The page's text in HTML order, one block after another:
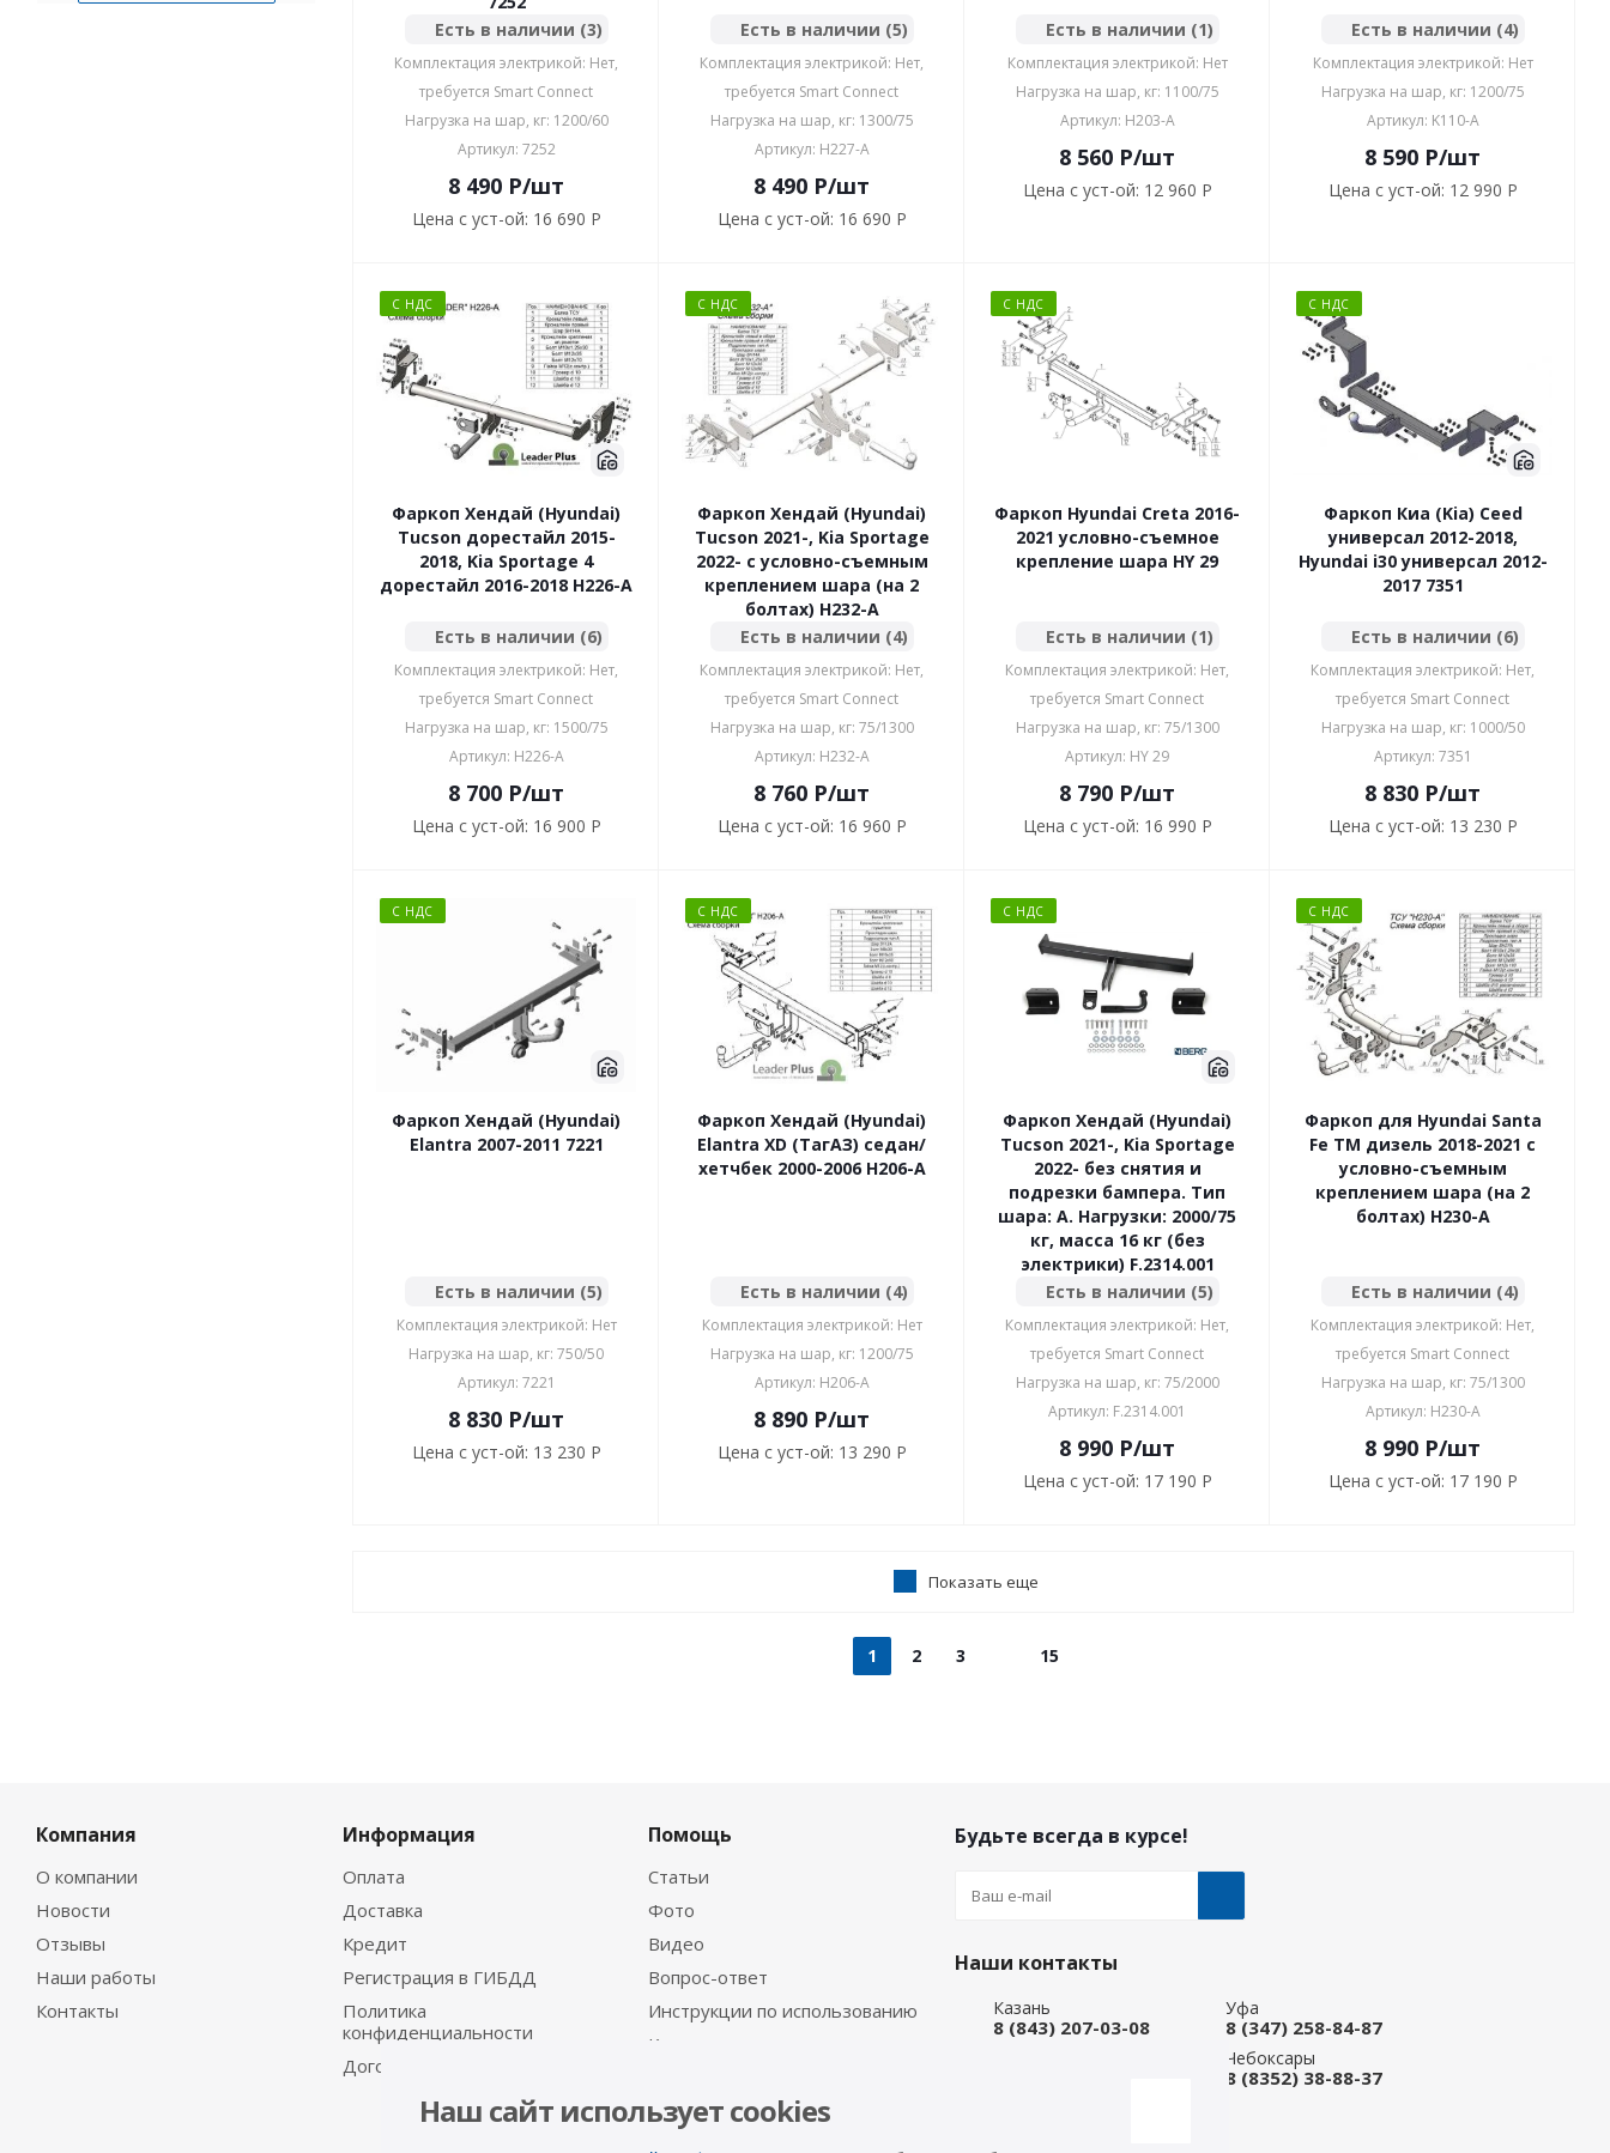
Есть в наличии (3)
Комплектация электрикой: Нет,
требуется Smart Connect
Нагрузка на шар, кг: 1200/60
Артикул: 7252
8 490 P/шт
Цена с уст-ой: 16 690 P
Есть в наличии (5)
Комплектация электрикой: Нет,
требуется Smart Connect
Нагрузка на шар, кг: 1300/75
Артикул: H227-A
8 490 P/шт
Цена с уст-ой: 16 690 P
Есть в наличии (1)
Комплектация электрикой: Нет
Нагрузка на шар, кг: 1100/75
Артикул: H203-A
8 560 P/шт
Цена с уст-ой: 12 960 P
Есть в наличии (4)
Комплектация электрикой: Нет
Нагрузка на шар, кг: 1200/75
Артикул: K110-A
8 590 P/шт
Цена с уст-ой: 12 990 P
С НДС
Фаркоп Хендай (Hyundai)
Tucson дорестайл 2015-
2018, Kia Sportage 4
дорестайл 2016-2018 H226-A
Есть в наличии (6)
Комплектация электрикой: Нет,
требуется Smart Connect
Нагрузка на шар, кг: 1500/75
Артикул: H226-A
8 700 P/шт
Цена с уст-ой: 16 900 P
С НДС
Фаркоп Хендай (Hyundai)
Tucson 2021-, Kia Sportage
2022- с условно-съемным
креплением шара (на 2
болтах) H232-A
Есть в наличии (4)
Комплектация электрикой: Нет,
требуется Smart Connect
Нагрузка на шар, кг: 75/1300
Артикул: H232-A
8 760 P/шт
Цена с уст-ой: 16 960 P
С НДС
Фаркоп Hyundai Creta 2016-
2021 условно-съемное
крепление шара HY 29
Есть в наличии (1)
Комплектация электрикой: Нет,
требуется Smart Connect
Нагрузка на шар, кг: 75/1300
Артикул: HY 29
8 790 P/шт
Цена с уст-ой: 16 990 P
С НДС
Фаркоп Киа (Kia) Ceed
универсал 2012-2018,
Hyundai i30 универсал 2012-
2017 7351
Есть в наличии (6)
Комплектация электрикой: Нет,
требуется Smart Connect
Нагрузка на шар, кг: 1000/50
Артикул: 7351
8 830 P/шт
Цена с уст-ой: 13 230 P
С НДС
Фаркоп Хендай (Hyundai)
Elantra 2007-2011 7221
Есть в наличии (5)
Комплектация электрикой: Нет
Нагрузка на шар, кг: 750/50
Артикул: 7221
8 830 P/шт
Цена с уст-ой: 13 230 P
С НДС
Фаркоп Хендай (Hyundai)
Elantra XD (ТагАЗ) седан/
хетчбек 2000-2006 H206-A
Есть в наличии (4)
Комплектация электрикой: Нет
Нагрузка на шар, кг: 1200/75
Артикул: H206-A
8 890 P/шт
Цена с уст-ой: 13 290 P
С НДС
Фаркоп Хендай (Hyundai)
Tucson 2021-, Kia Sportage
2022- без снятия и
подрезки бампера. Тип
шара: A. Нагрузки: 2000/75
кг, масса 16 кг (без
электрики) F.2314.001
Есть в наличии (5)
Комплектация электрикой: Нет,
требуется Smart Connect
Нагрузка на шар, кг: 75/2000
Артикул: F.2314.001
8 990 P/шт
Цена с уст-ой: 17 190 P
С НДС
Фаркоп для Hyundai Santa
Fe TM дизель 2018-2021 с
условно-съемным
креплением шара (на 2
болтах) H230-A
Есть в наличии (4)
Комплектация электрикой: Нет,
требуется Smart Connect
Нагрузка на шар, кг: 75/1300
Артикул: H230-A
8 990 P/шт
Цена с уст-ой: 17 190 P
Показать еще
1 2 3 15
Компания
О компании
Новости
Отзывы
Наши работы
Контакты
Информация
Оплата
Доставка
Кредит
Регистрация в ГИБДД
Политика
конфиденциальности
Договор-оферта
Помощь
Статьи
Фото
Видео
Вопрос-ответ
Инструкции по использованию
Каталог производителя
Будьте всегда в курсе!
Наши контакты
Казань
8 (843) 207-03-08
Уфа
8 (347) 258-84-87
Чебоксары
8 (8352) 38-88-37
Наш сайт использует cookies